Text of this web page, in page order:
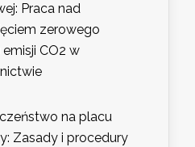
Praca nad
zerowego
emisji CO2 w
na placu
Zasady i procedury